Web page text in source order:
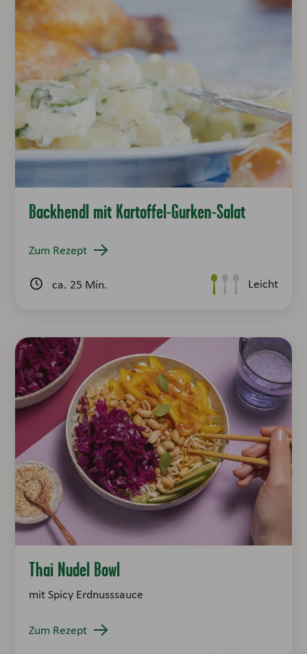
Backhendl mit Kartoffel-Gurken-Salat
Zum Rezept
ca. 25 Min. Leicht
Thai Nudel Bowl
mit Spicy Erdnusssauce
Zum Rezept